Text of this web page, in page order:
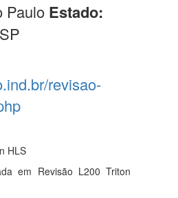
Paulo Estado:
revisao-
HLS
em Revisão L200 Triton